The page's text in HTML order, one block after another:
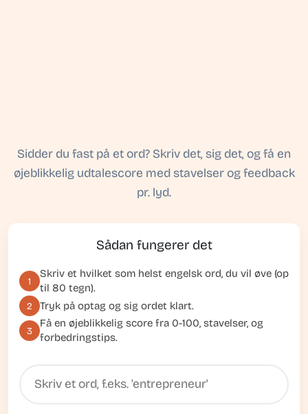
Sidder du fast på et ord? Skriv det, sig det, og få en
øjeblikkelig udtalescore med stavelser og feedback
pr. lyd.
Sådan fungerer det
1
Skriv et hvilket som helst engelsk ord, du vil øve (op
til 80 tegn).
2 Tryk på optag og sig ordet klart.
3
Få en øjeblikkelig score fra 0-100, stavelser, og
forbedringstips.